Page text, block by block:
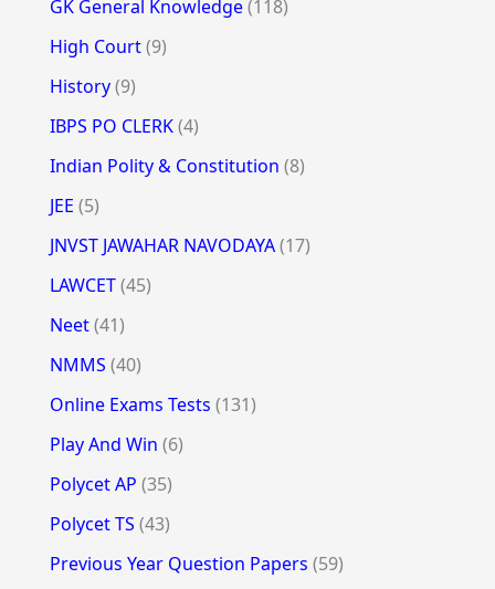
GK General Knowledge(118)
High Court(9)
History(9)
IBPS PO CLERK(4)
Indian Polity & Constitution (8)
JEE (5)
JNVST JAWAHAR NAVODAYA(17)
LAWCET(45)
Neet(41)
NMMS (40)
Online Exams Tests (131)
Play And Win (6)
Polycet AP (35)
Polycet TS (43)
Previous Year Question Papers (59)